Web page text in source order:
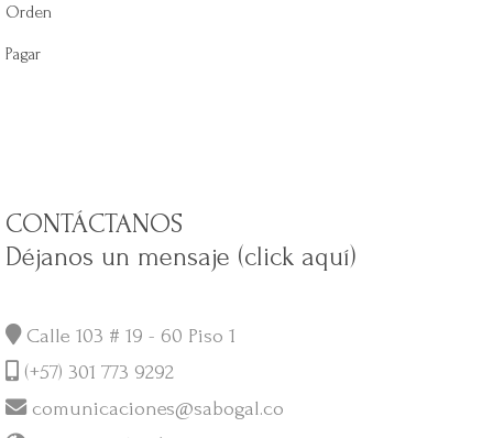
Orden
Pagar
CONTÁCTANOS
Déjanos un mensaje (click aquí)
Calle 103 # 19 - 60 Piso 1
(+57) 301 773 9292
comunicaciones@sabogal.co